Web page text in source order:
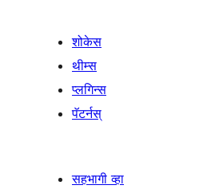
शोकेस
थीम्स
प्लगिन्स
पॅटर्नस्
सहभागी व्हा